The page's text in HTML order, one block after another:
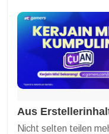
Aus
Nicht selten teilen